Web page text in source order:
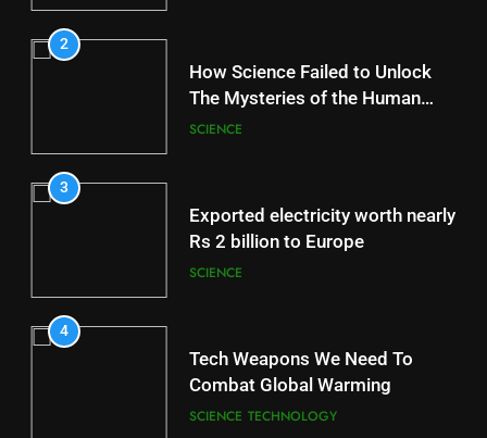
2
How Science Failed to Unlock
The Mysteries of the Human
Brain
SCIENCE
3
Exported electricity worth nearly
Rs 2 billion to Europe
SCIENCE
4
Tech Weapons We Need To
Combat Global Warming
SCIENCE TECHNOLOGY